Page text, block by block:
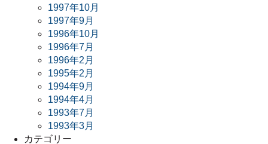
1997年10月
1997年9月
1996年10月
1996年7月
1996年2月
1995年2月
1994年9月
1994年4月
1993年7月
1993年3月
カテゴリー